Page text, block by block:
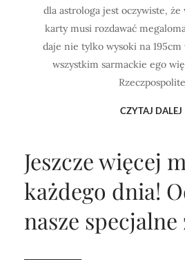
dla astrologa jest oczywiste,
karty musi rozdawać
daje nie tylko wysoki na
wszystkim sarmackie ego
CZYTAJ DALEJ
Jeszcze więcej
każdego dnia!
nasze